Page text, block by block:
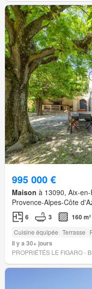
995 000 €
Maison à 13090, Aix-
Provence-Alpes-Côte
6 3 160 m²
Cuisine équipée Terrasse
Il y a 30+ jours
PROPRIÉTÉS LE FIGARO -